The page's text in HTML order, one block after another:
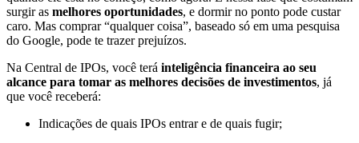
surgir as melhores oportunidades, e dormir no ponto pode custar
caro. Mas comprar “qualquer coisa”, baseado só em uma pesquisa
do Google, pode te trazer prejuízos.
Na Central de IPOs, você terá inteligência financeira ao seu
alcance para tomar as melhores decisões de investimentos, já
que você receberá:
Indicações de quais IPOs entrar e de quais fugir;